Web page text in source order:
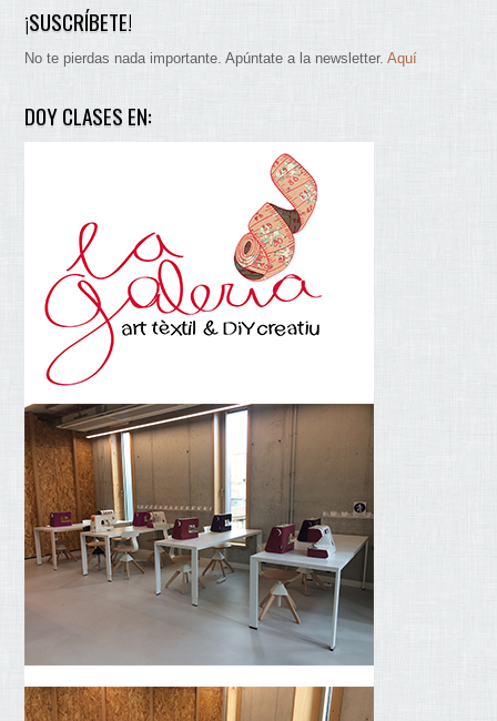
¡SUSCRÍBETE!
No te pierdas nada importante. Apúntate a la newsletter.Aquí
DOY CLASES EN: